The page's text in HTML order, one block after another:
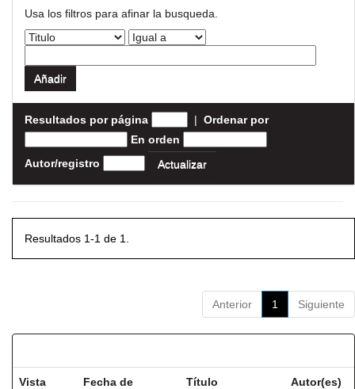
Usa los filtros para afinar la busqueda.
Resultados por página | Ordenar por
En orden
Autor/registro
Resultados 1-1 de 1.
Anterior 1 Siguiente
Vista
Fecha de
Título Autor(es)